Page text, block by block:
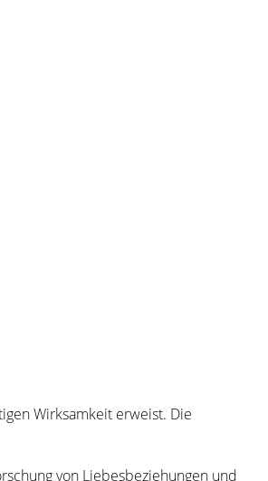
Wirksamkeit erweist. Die
von Liebesbeziehungen und